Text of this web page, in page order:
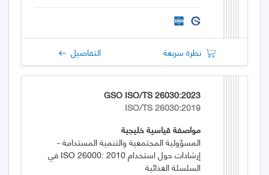
نظرة سريعة التفاصيل
GSO ISO/TS 26030:2023
ISO/TS 26030:2019
مواصفة قياسية خليجية
المسؤولية المجتمعية والتنمية المستدامة -
إرشادات حول استخدام ISO 26000: 2010 في
السلسلة الغذائية